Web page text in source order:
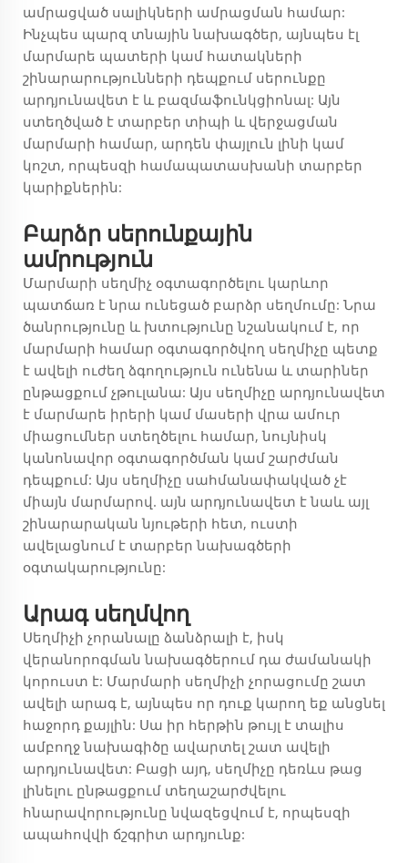
ամրացված սալիկների ամրացման համար:
Ինչպես պարզ տնային նախագծեր, այնպես էլ
մարմարե պատերի կամ հատակների
շինարարությունների դեպքում սերունքը
արդյունավետ է և բազմաֆունկցիոնալ: Այն
ստեղծված է տարբեր տիպի և վերջացման
մարմարի համար, արդեն փայլուն լինի կամ
կոշտ, որպեսզի համապատասխանի տարբեր
կարիքներին:
Բարձր սերունքային
ամրություն
Մարմարի սեղմիչ օգտագործելու կարևոր
պատճառ է նրա ունեցած բարձր սեղմումը: Նրա
ծանրությունը և խտությունը նշանակում է, որ
մարմարի համար օգտագործվող սեղմիչը պետք
է ավելի ուժեղ ձգողություն ունենա և տարիներ
ընթացքում չթուլանա: Այս սեղմիչը արդյունավետ
է մարմարե իրերի կամ մասերի վրա ամուր
միացումներ ստեղծելու համար, նույնիսկ
կանոնավոր օգտագործման կամ շարժման
դեպքում: Այս սեղմիչը սահմանափակված չէ
միայն մարմարով. այն արդյունավետ է նաև այլ
շինարարական նյութերի հետ, ուստի
ավելացնում է տարբեր նախագծերի
օգտակարությունը:
Արագ սեղմվող
Սեղմիչի չորանալը ձանձրալի է, իսկ
վերանորոգման նախագծերում դա ժամանակի
կորուստ է: Մարմարի սեղմիչի չորացումը շատ
ավելի արագ է, այնպես որ դուք կարող եք անցնել
հաջորդ քայլին: Սա իր հերթին թույլ է տալիս
ամբողջ նախագիծը ավարտել շատ ավելի
արդյունավետ: Բացի այդ, սեղմիչը դեռևս թաց
լինելու ընթացքում տեղաշարժվելու
հնարավորությունը նվազեցվում է, որպեսզի
ապահովվի ճշգրիտ արդյունք: